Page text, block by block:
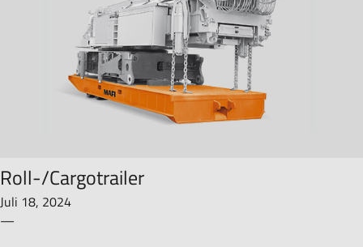
Roll-/Cargotrailer
Juli 18, 2024
—